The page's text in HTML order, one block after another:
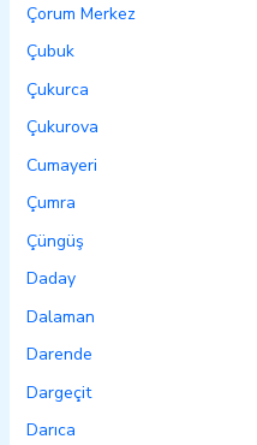
Çorum Merkez
Çubuk
Çukurca
Çukurova
Cumayeri
Çumra
Çüngüş
Daday
Dalaman
Darende
Dargeçit
Darıca